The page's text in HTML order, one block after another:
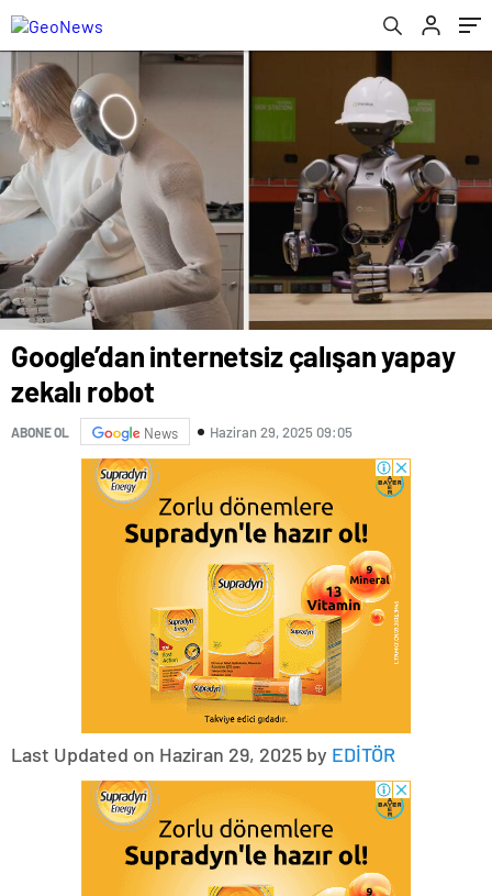
Google’dan internetsiz çalışan yapay
zekalı robot
ABONE OL News Haziran 29, 2025 09:05
Last Updated on Haziran 29, 2025 by EDİTÖR